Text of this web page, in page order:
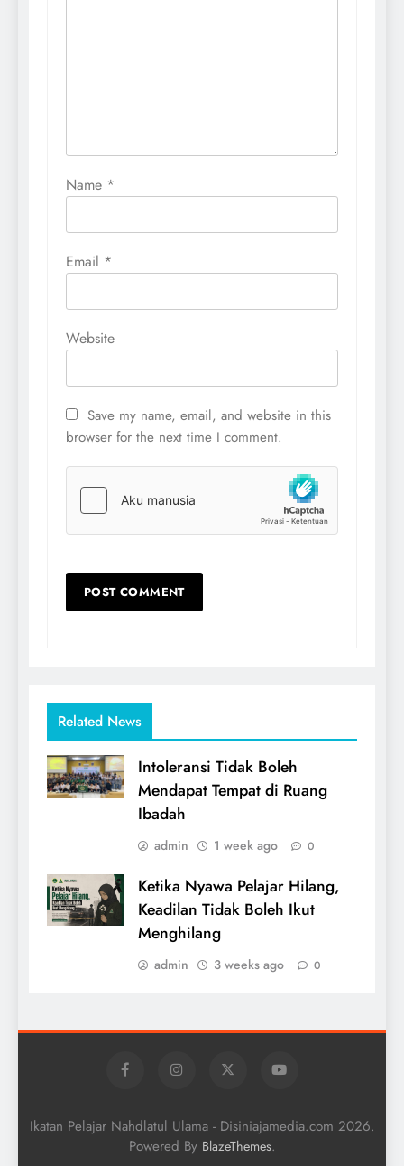
Name *
Email *
Website
Save my name, email, and website in this
browser for the next time I comment.
Related News
Intoleransi Tidak Boleh
Mendapat Tempat di Ruang
Ibadah
admin 1 week ago 0
Ketika Nyawa Pelajar Hilang,
Keadilan Tidak Boleh Ikut
Menghilang
admin 3 weeks ago 0
Ikatan Pelajar Nahdlatul Ulama - Disiniajamedia.com 2026.
Powered By BlazeThemes.